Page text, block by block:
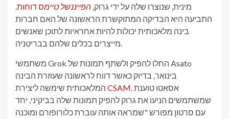
מינית, שנוצרו שלה על ידי גרוק, הפייננשל טיימס דוחות.
התביעה היא הבדיקה המתוקשרת הראשונה של האם חברות
בינה מלאכותית יכולות להיות אחראיות לתוכן שאנשים
מייצרים בכלים שלהם בבריטניה.
משתמשי Grok החלו להפיק ולשתף תמונות של Asato
בינואר, בדיוק כאשר דווח לראשונה שעוזרת הבינה
CSAM. אסאטו טוענת
שמשתמשים הניעו את גרוק להפיק תמונות שלה בביקיני, יחד
עם סרטון מפורש "שמראה אותה עוברת כלורופורם ומוכנה